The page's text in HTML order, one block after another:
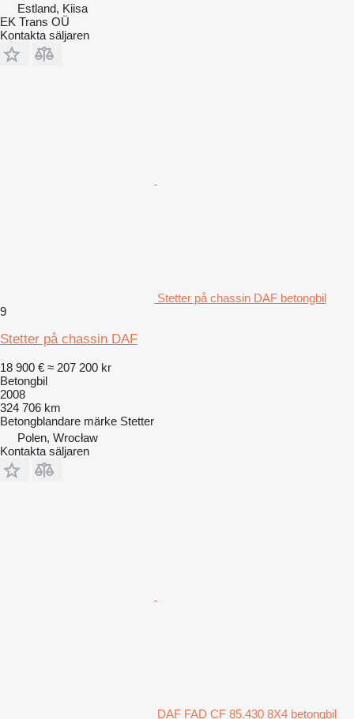
Estland, Kiisa
EK Trans OÜ
Kontakta säljaren
Stetter på chassin DAF betongbil
9
Stetter på chassin DAF
18 900 € ≈ 207 200 kr
Betongbil
2008
324 706 km
Betongblandare märke Stetter
Polen, Wrocław
Kontakta säljaren
DAF FAD CF 85.430 8X4 betongbil